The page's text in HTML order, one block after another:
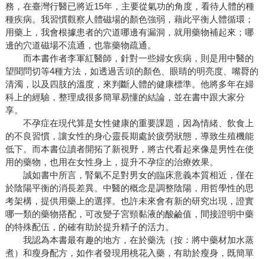
務，在臺灣行醫已將近15年，主要從氣功的角度，看待人體的種
種疾病。我習慣觀察人體磁場的顏色強弱，藉此平衡人體循環；
用藥上，我會根據患者的穴道哪邊有漏洞，就用藥物補起來；哪
邊的穴道磁場不流通，也靠藥物疏通。
而本書作者李軍紅醫師，針對一些婦女疾病，則是用中醫的
望聞問切等4種方法，如透過舌頭的顏色、眼睛的明亮度、嘴脣的
清濁，以及四肢的溫度，來判斷人體的健康標準。他將多年在婦
科上的經驗，整理成很多簡單易懂的結論，並在書中跟大家分
享。
不孕症在現代算是女性健康的重要課題，因為情緒、飲食上
的不良習慣，讓女性的身心靈長期處於疲勞狀態，導致生殖機能
低下。而本書位讀者開拓了新視野，將古代看起來像是男性在使
用的藥物，也用在女性身上，提升不孕症的治療效果。
誠如書中所言，腎氣不足對男女的臨床意義本質相近，僅在
於陰陽平衡的消長差異。中醫的概念是調整陰陽，用哲學性的思
考架構，提供用藥上的選擇。也許未來會有新的研究出現，證實
哪一類的藥物搭配，可改變子宮頸黏液的酸鹼值，間接證明中藥
的特殊配伍，的確有助於提升精子的活力。
我認為本書最有趣的地方，在於藥洗（按：將中藥材加水蒸
煮）和瘦身配方，如作者發現用桃花入藥，有助於瘦身，既簡單